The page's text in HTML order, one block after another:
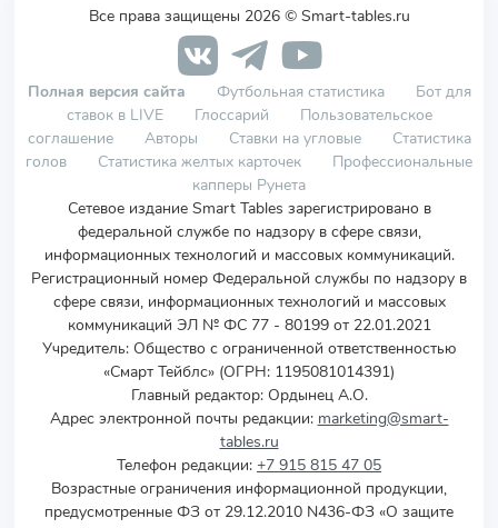
Все права защищены 2026 © Smart-tables.ru
Полная версия сайта Футбольная статистика
Бот для
ставок в LIVE
Глоссарий
Пользовательское
соглашение
Авторы Ставки на угловые
Статистика
голов
Статистика желтых карточек
Профессиональные
капперы Рунета
Сетевое издание Smart Tables зарегистрировано в
федеральной службе по надзору в сфере связи,
информационных технологий и массовых коммуникаций.
Регистрационный номер Федеральной службы по надзору в
сфере связи, информационных технологий и массовых
коммуникаций ЭЛ № ФС 77 - 80199 от 22.01.2021
Учредитель: Общество с ограниченной ответственностью
«Смарт Тейблс» (ОГРН: 1195081014391)
Главный редактор: Ордынец А.О.
Адрес электронной почты редакции: marketing@smart-
tables.ru
Телефон редакции: +7 915 815 47 05
Возрастные ограничения информационной продукции,
предусмотренные ФЗ от 29.12.2010 N436-ФЗ «О защите